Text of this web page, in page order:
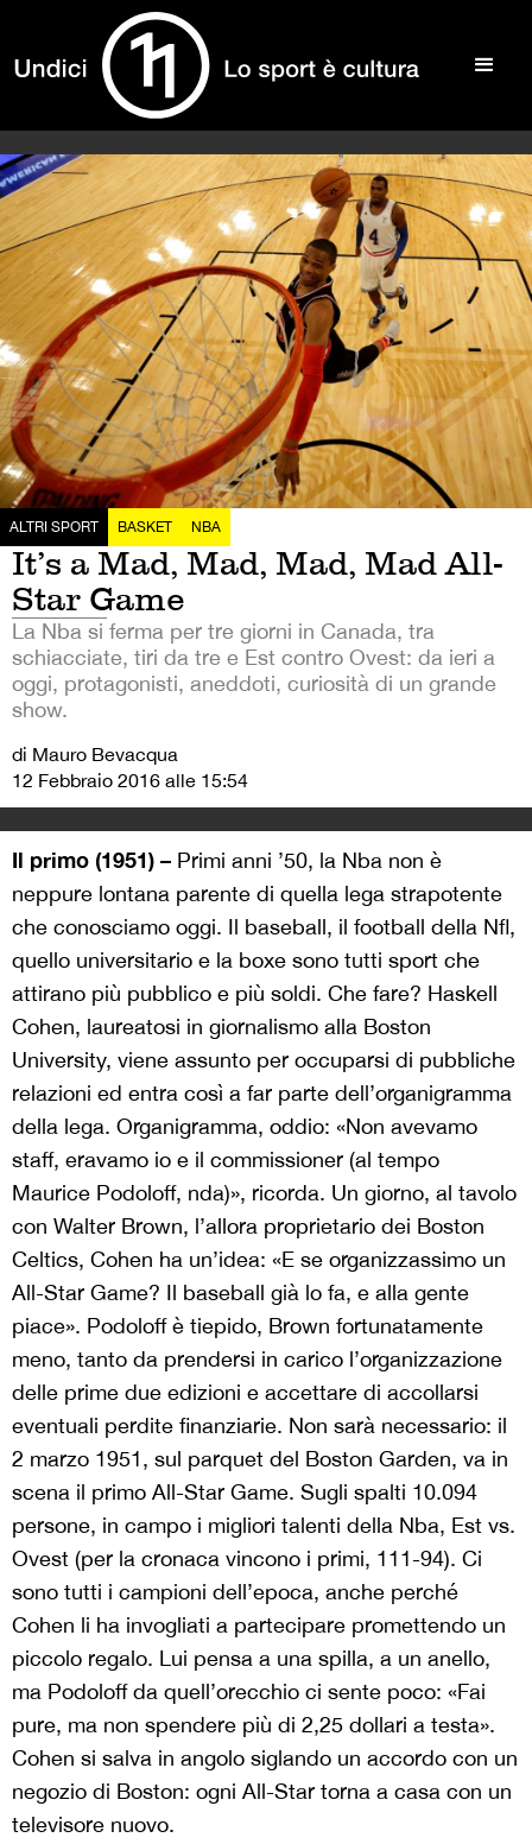
ALTRI SPORT BASKET NBA
It’s a Mad, Mad, Mad, Mad All-
Star Game
La Nba si ferma per tre giorni in Canada, tra
schiacciate, tiri da tre e Est contro Ovest: da ieri a
oggi, protagonisti, aneddoti, curiosità di un grande
show.
di Mauro Bevacqua
12 Febbraio 2016 alle 15:54
Il primo (1951) – Primi anni ’50, la Nba non è
neppure lontana parente di quella lega strapotente
che conosciamo oggi. Il baseball, il football della Nfl,
quello universitario e la boxe sono tutti sport che
attirano più pubblico e più soldi. Che fare? Haskell
Cohen, laureatosi in giornalismo alla Boston
University, viene assunto per occuparsi di pubbliche
relazioni ed entra così a far parte dell’organigramma
della lega. Organigramma, oddio: «Non avevamo
staff, eravamo io e il commissioner (al tempo
Maurice Podoloff, nda)», ricorda. Un giorno, al tavolo
con Walter Brown, l’allora proprietario dei Boston
Celtics, Cohen ha un’idea: «E se organizzassimo un
All-Star Game? Il baseball già lo fa, e alla gente
piace». Podoloff è tiepido, Brown fortunatamente
meno, tanto da prendersi in carico l’organizzazione
delle prime due edizioni e accettare di accollarsi
eventuali perdite finanziarie. Non sarà necessario: il
2 marzo 1951, sul parquet del Boston Garden, va in
scena il primo All-Star Game. Sugli spalti 10.094
persone, in campo i migliori talenti della Nba, Est vs.
Ovest (per la cronaca vincono i primi, 111-94). Ci
sono tutti i campioni dell’epoca, anche perché
Cohen li ha invogliati a partecipare promettendo un
piccolo regalo. Lui pensa a una spilla, a un anello,
ma Podoloff da quell’orecchio ci sente poco: «Fai
pure, ma non spendere più di 2,25 dollari a testa».
Cohen si salva in angolo siglando un accordo con un
negozio di Boston: ogni All-Star torna a casa con un
televisore nuovo.